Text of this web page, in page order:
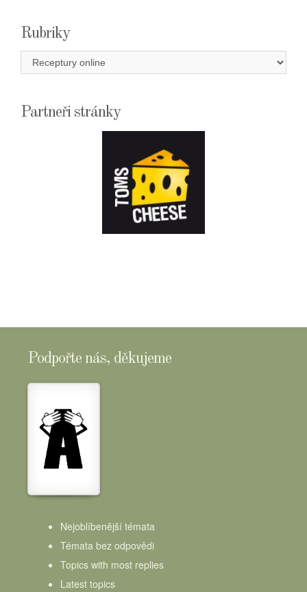
Rubriky
Rubriky
Partneři stránky
Podpořte nás, děkujeme
Nejoblíbenější témata
Témata bez odpovědi
Topics with most replies
Latest topics